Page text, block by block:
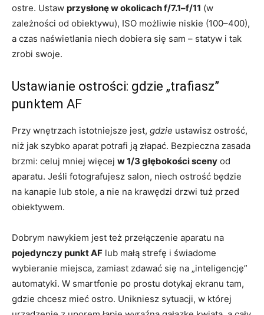
ostre. Ustaw przysłonę w okolicach f/7.1–f/11 (w
zależności od obiektywu), ISO możliwie niskie (100–400),
a czas naświetlania niech dobiera się sam – statyw i tak
zrobi swoje.
Ustawianie ostrości: gdzie „trafiasz”
punktem AF
Przy wnętrzach istotniejsze jest, gdzie ustawisz ostrość,
niż jak szybko aparat potrafi ją złapać. Bezpieczna zasada
brzmi: celuj mniej więcej w 1/3 głębokości sceny od
aparatu. Jeśli fotografujesz salon, niech ostrość będzie
na kanapie lub stole, a nie na krawędzi drzwi tuż przed
obiektywem.
Dobrym nawykiem jest też przełączenie aparatu na
pojedynczy punkt AF lub małą strefę i świadome
wybieranie miejsca, zamiast zdawać się na „inteligencję”
automatyki. W smartfonie po prostu dotykaj ekranu tam,
gdzie chcesz mieć ostro. Unikniesz sytuacji, w której